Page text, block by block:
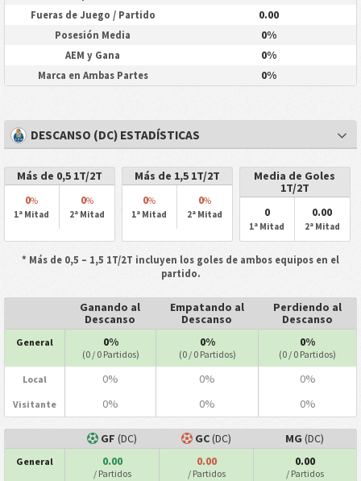
Fueras de Juego / Partido 0.00
Posesión Media 0%
AEM y Gana 0%
Marca en Ambas Partes 0%
DESCANSO (DC) ESTADÍSTICAS
Más de 0,5 1T/2T
0%
1ª Mitad
0%
2ª Mitad
Más de 1,5 1T/2T
0%
1ª Mitad
0%
2ª Mitad
Media de Goles
1T/2T
0
1ª Mitad
0.00
2ª Mitad
* Más de 0,5 – 1,5 1T/2T incluyen los goles de ambos equipos en el
partido.
Ganando al
Descanso
Empatando al
Descanso
Perdiendo al
Descanso
General 0%
(0 / 0 Partidos)
0%
(0 / 0 Partidos)
0%
(0 / 0 Partidos)
Local 0% 0% 0%
Visitante 0% 0% 0%
GF (DC) GC(DC) MG (DC)
General 0.00
/ Partidos
0.00
/ Partidos
0.00
/ Partidos